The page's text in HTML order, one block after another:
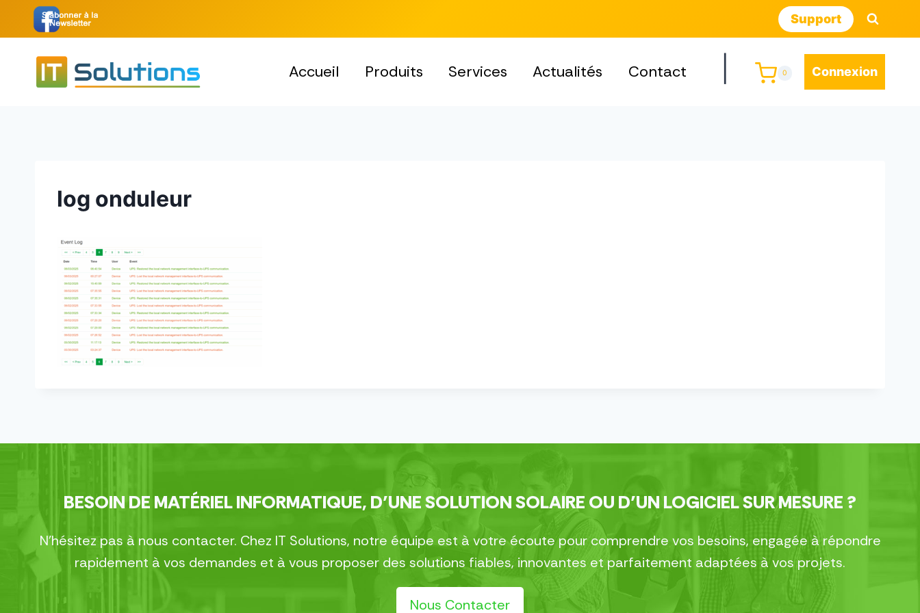
Support
Accueil Produits Services Actualités Contact 0 Connexion
log onduleur
BESOIN DE MATÉRIEL INFORMATIQUE, D’UNE SOLUTION SOLAIRE OU D’UN LOGICIEL SUR MESURE ?
N’hésitez pas à nous contacter. Chez IT Solutions, notre équipe est à votre écoute pour comprendre vos besoins, engagée à répondre
rapidement à vos demandes et à vous proposer des solutions fiables, innovantes et parfaitement adaptées à vos projets.
Nous Contacter